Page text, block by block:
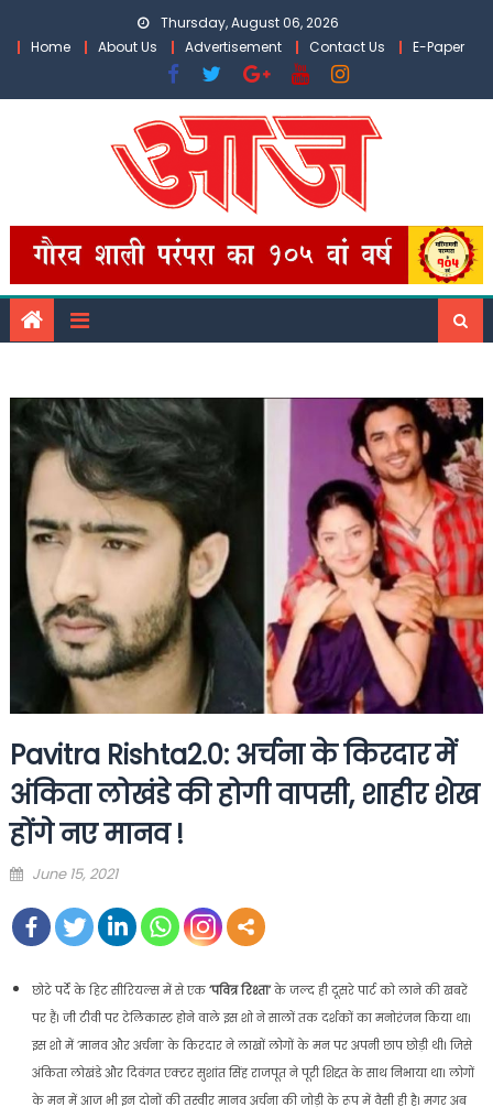
Thursday, August 06, 2026
Home
About Us Advertisement Contact Us E-Paper
Pavitra Rishta2.0: अर्चना के किरदार में
अंकिता लोखंडे की होगी वापसी, शाहीर शेख
होंगे नए मानव !
Posted
June 15, 2021
छोटे पर्दे के हिट सीरियल्स में से एक ‘पवित्र रिश्ता’के जल्द ही दूसरे पार्ट को लाने की खबरें
पर हैं। जी टीवी पर टेलिकास्ट होने वाले इस शो ने सालों तक दर्शकों का मनोरंजन किया था।
इस शो में ‘मानव और अर्चना’ के किरदार ने लाखों लोगों के मन पर अपनी छाप छोड़ी थी। जिसे
अंकिता लोखंडे और दिवंगत एक्टर सुशांत सिंह राजपूत ने पूरी शिद्दत के साथ निभाया था। लोगों
के मन में आज भी इन दोनों की तस्वीर मानव अर्चना की जोड़ी के रूप में वैसी ही है। मगर अब